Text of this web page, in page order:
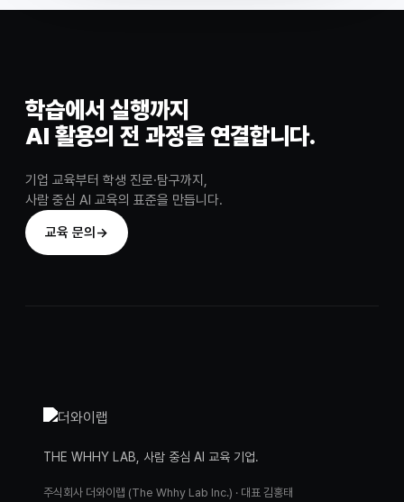
학습에서 실행까지
AI 활용의 전 과정을 연결합니다.
기업 교육부터 학생 진로·탐구까지,
사람 중심 AI 교육의 표준을 만듭니다.
교육 문의 →
THE WHHY LAB, 사람 중심 AI 교육 기업.
주식회사 더와이랩 (The Whhy Lab Inc.) · 대표 김홍태